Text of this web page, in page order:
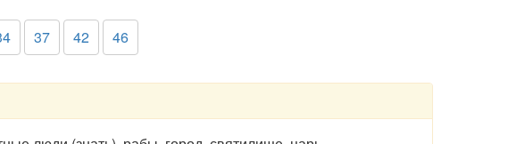
37 42 46